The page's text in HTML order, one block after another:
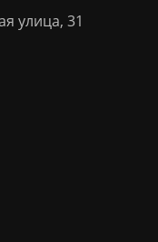
улица, 31